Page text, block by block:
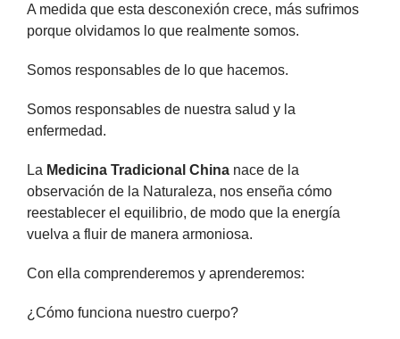
A medida que esta desconexión crece, más sufrimos
porque olvidamos lo que realmente somos.
Somos responsables de lo que hacemos.
Somos responsables de nuestra salud y la
enfermedad.
La Medicina Tradicional China nace de la
observación de la Naturaleza, nos enseña cómo
reestablecer el equilibrio, de modo que la energía
vuelva a fluir de manera armoniosa.
Con ella comprenderemos y aprenderemos:
¿Cómo funciona nuestro cuerpo?